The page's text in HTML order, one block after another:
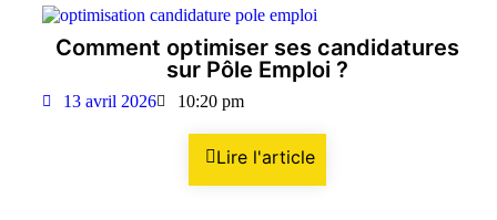
Comment optimiser ses candidatures
sur Pôle Emploi ?
13 avril 2026 10:20 pm
Lire l'article